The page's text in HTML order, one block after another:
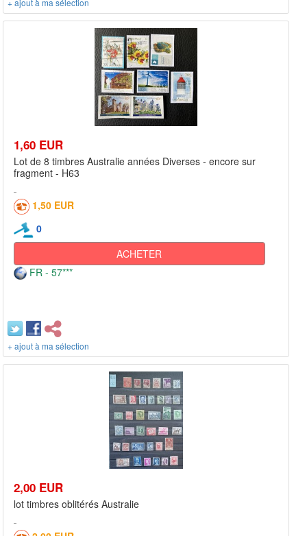
+ ajout à ma sélection
1,60 EUR
Lot de 8 timbres Australie années Diverses - encore sur
fragment - H63
1,50 EUR
0
ACHETER
FR - 57***
+ ajout à ma sélection
2,00 EUR
lot timbres oblitérés Australie